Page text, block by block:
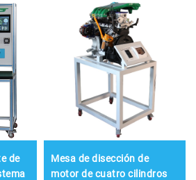
de
Mesa de disección de
motor de cuatro cilindros